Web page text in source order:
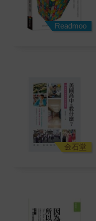
Readmoo
金石堂